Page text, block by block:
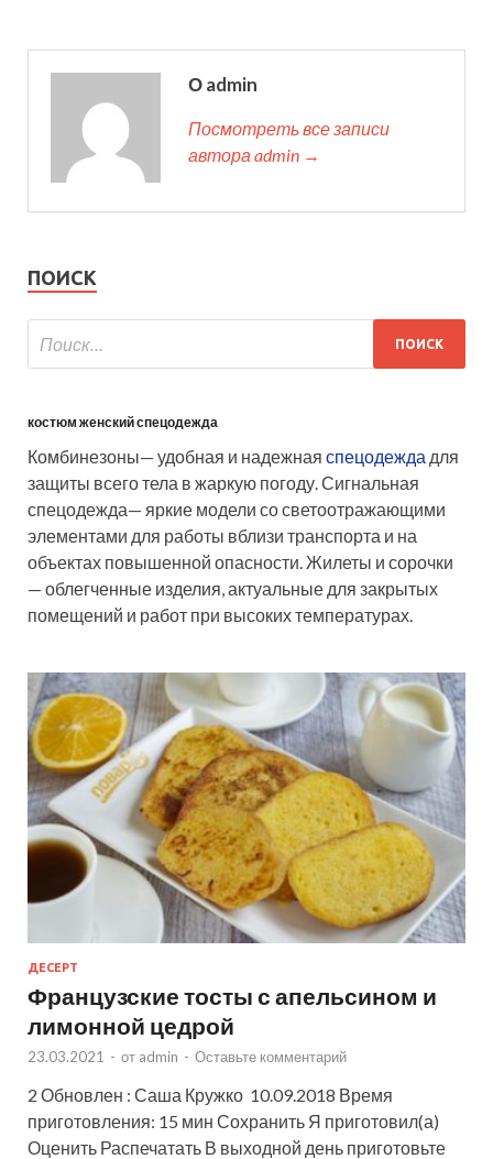
О admin
Посмотреть все записи
автора admin →
ПОИСК
костюм женский спецодежда
Комбинезоны— удобная и надежная спецодежда для
защиты всего тела в жаркую погоду. Сигнальная
спецодежда— яркие модели со светоотражающими
элементами для работы вблизи транспорта и на
объектах повышенной опасности. Жилеты и сорочки
— облегченные изделия, актуальные для закрытых
помещений и работ при высоких температурах.
ДЕСЕРТ
Французские тосты с апельсином и
лимонной цедрой
23.03.2021 - от admin - Оставьте комментарий
2 Обновлен : Саша Кружко 10.09.2018 Время
приготовления: 15 мин Сохранить Я приготовил(а)
Оценить Распечатать В выходной день приготовьте